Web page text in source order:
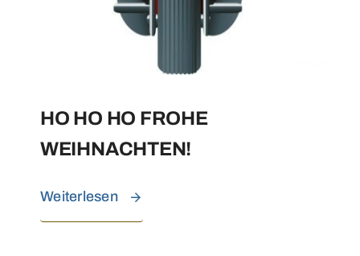
HO HO HO FROHE
WEIHNACHTEN!
Weiterlesen